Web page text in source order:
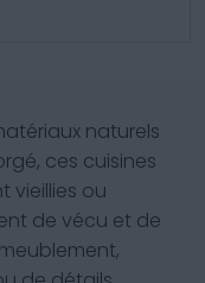
naturels
ces cuisines
vieillies ou
de vécu et de